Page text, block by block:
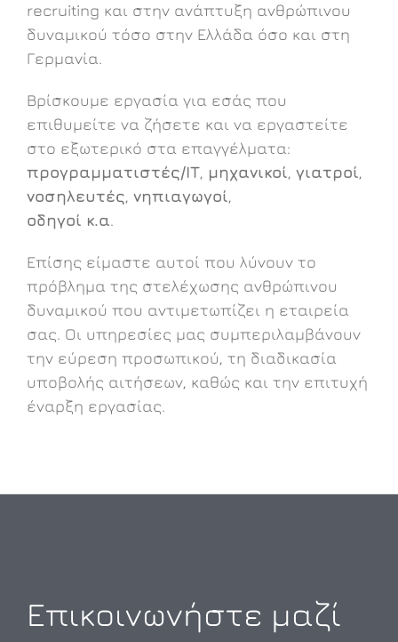
recruiting και στην ανάπτυξη ανθρώπινου
δυναμικού τόσο στην Ελλάδα όσο και στη
Γερμανία.
Βρίσκουμε εργασία για εσάς που
επιθυμείτε να ζήσετε και να εργαστείτε
στο εξωτερικό στα επαγγέλματα:
προγραμματιστές/ΙΤ, μηχανικοί, γιατροί,
νοσηλευτές, νηπιαγωγοί,
οδηγοί κ.α.
Επίσης είμαστε αυτοί που λύνουν το
πρόβλημα της στελέχωσης ανθρώπινου
δυναμικού που αντιμετωπίζει η εταιρεία
σας. Οι υπηρεσίες μας συμπεριλαμβάνουν
την εύρεση προσωπικού, τη διαδικασία
υποβολής αιτήσεων, καθώς και την επιτυχή
έναρξη εργασίας.
Επικοινωνήστε μαζί